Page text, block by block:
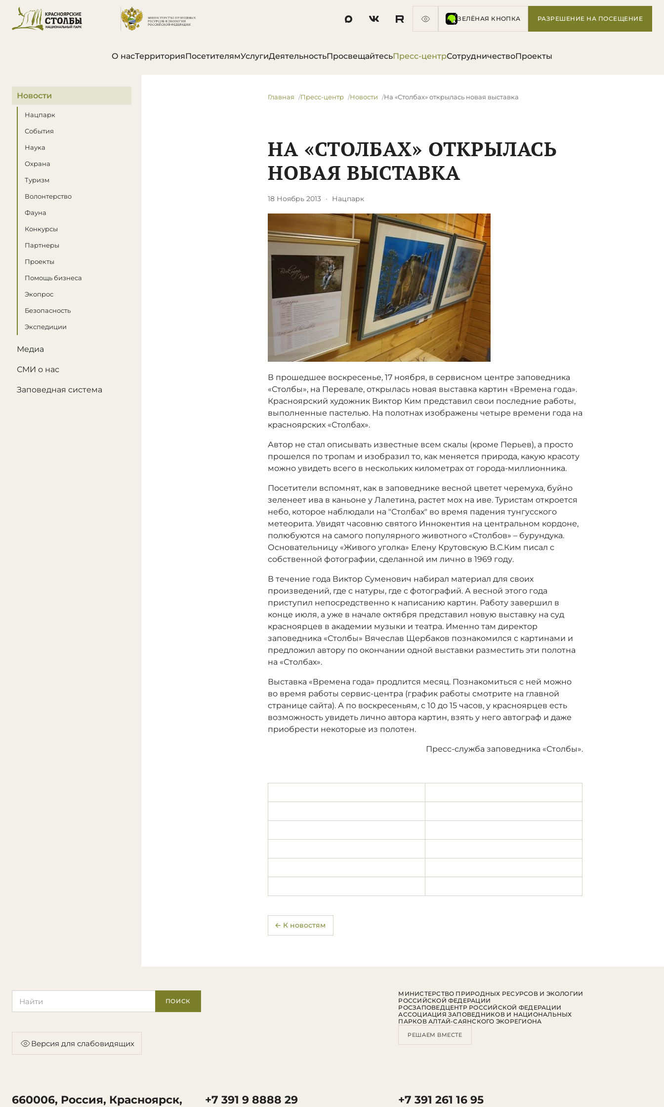
ЗЕЛЁНАЯ КНОПКА РАЗРЕШЕНИЕ НА ПОСЕЩЕНИЕ
О насТерриторияПосетителямУслугиДеятельностьПросвещайтесьПресс-центрСотрудничествоПроекты
В этом разделе
Новости
Нацпарк
События
Наука
Охрана
Туризм
Волонтерство
Фауна
Конкурсы
Партнеры
Проекты
Помощь бизнеса
Экопрос
Безопасность
Экспедиции
Медиа
СМИ о нас
Заповедная система
Главная Пресс-центр Новости На «Столбах» открылась новая выставка
НА «СТОЛБАХ» ОТКРЫЛАСЬ
НОВАЯ ВЫСТАВКА
18 Ноябрь 2013 · Нацпарк
В прошедшее воскресенье, 17 ноября, в сервисном центре заповедника
«Столбы», на Перевале, открылась новая выставка картин «Времена года».
Красноярский художник Виктор Ким представил свои последние работы,
выполненные пастелью. На полотнах изображены четыре времени года на
красноярских «Столбах».
Автор не стал описывать известные всем скалы (кроме Перьев), а просто
прошелся по тропам и изобразил то, как меняется природа, какую красоту
можно увидеть всего в нескольких километрах от города-миллионника.
Посетители вспомнят, как в заповеднике весной цветет черемуха, буйно
зеленеет ива в каньоне у Лалетина, растет мох на иве. Туристам откроется
небо, которое наблюдали на "Столбах" во время падения тунгусского
метеорита. Увидят часовню святого Иннокентия на центральном кордоне,
полюбуются на самого популярного животного «Столбов» – бурундука.
Основательницу «Живого уголка» Елену Крутовскую В.С.Ким писал с
собственной фотографии, сделанной им лично в 1969 году.
В течение года Виктор Суменович набирал материал для своих
произведений, где с натуры, где с фотографий. А весной этого года
приступил непосредственно к написанию картин. Работу завершил в
конце июля, а уже в начале октября представил новую выставку на суд
красноярцев в академии музыки и театра. Именно там директор
заповедника «Столбы» Вячеслав Щербаков познакомился с картинами и
предложил автору по окончании одной выставки разместить эти полотна
на «Столбах».
Выставка «Времена года» продлится месяц. Познакомиться с ней можно
во время работы сервис-центра (график работы смотрите на главной
странице сайта). А по воскресеньям, с 10 до 15 часов, у красноярцев есть
возможность увидеть лично автора картин, взять у него автограф и даже
приобрести некоторые из полотен.
Пресс-служба заповедника «Столбы».
← К новостям
ПОИСК
Версия для слабовидящих
660006, Россия, Красноярск,
+7 391 9 8888 29 +7 391 261 16 95
МИНИСТЕРСТВО ПРИРОДНЫХ РЕСУРСОВ И ЭКОЛОГИИ
РОССИЙСКОЙ ФЕДЕРАЦИИ
РОСЗАПОВЕДЦЕНТР РОССИЙСКОЙ ФЕДЕРАЦИИ
АССОЦИАЦИЯ ЗАПОВЕДНИКОВ И НАЦИОНАЛЬНЫХ
ПАРКОВ АЛТАЙ-САЯНСКОГО ЭКОРЕГИОНА
РЕШАЕМ ВМЕСТЕ